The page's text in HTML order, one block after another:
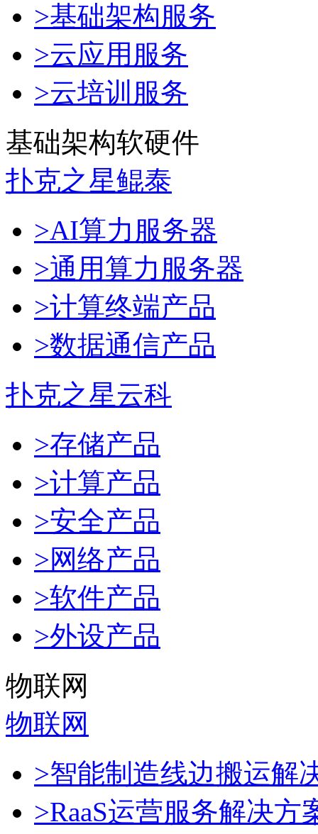
>基础架构服务
>云应用服务
>云培训服务
基础架构软硬件
扑克之星鲲泰
>AI算力服务器
>通用算力服务器
>计算终端产品
>数据通信产品
扑克之星云科
>存储产品
>计算产品
>安全产品
>网络产品
>软件产品
>外设产品
物联网
物联网
>智能制造线边搬运解
>RaaS运营服务解决方